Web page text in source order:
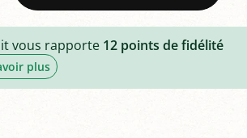
vous rapporte 12 points de fidélité
plus